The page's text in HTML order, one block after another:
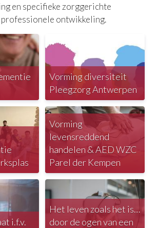
en specifieke zorggerichte
ontwikkeling.
Vorming diversiteit
Pleegzorg Antwerpen
Vorming
levensreddend
handelen & AED WZC
Parel der Kempen
i.f.v.
Het leven zoals het is…
door de ogen van een